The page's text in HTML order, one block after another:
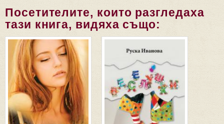
Посетителите, които разгледаха
тази книга, видяха също: